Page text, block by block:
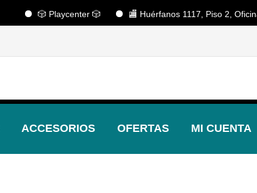
🎲 Playcenter 🎲 🏬 Huérfanos 1117, Piso 2, Oficina
ACCESORIOS OFERTAS MI CUENTA
🎲